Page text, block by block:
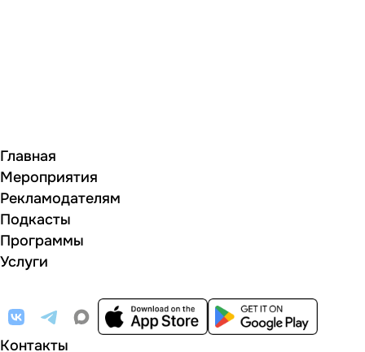
Главная
Мероприятия
Рекламодателям
Подкасты
Программы
Услуги
Контакты